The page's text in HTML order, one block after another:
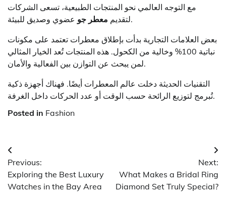
مع التوجه العالمي نحو المنتجات الطبيعية، تسعى الشركات
لتقديم معطر جو
عضوي وصديق للبيئة.
بعض العلامات التجارية بدأت بإطلاق معطرات تعتمد على مكونات
نباتية 100% وخالية من الكحول. هذه المنتجات تُعد الخيار المثالي
لمن يبحث عن التوازن بين الفعالية والأمان.
التقنيات الحديثة دخلت عالم المعطرات أيضًا. فهناك أجهزة ذكية
تُبرمج لتوزيع الرائحة حسب الوقت أو عدد الحركات داخل الغرفة.
Posted in Fashion
Post
navigation
Previous:
Exploring the Best Luxury
Watches in the Bay Area
Next:
What Makes a Bridal Ring
Diamond Set Truly Special?